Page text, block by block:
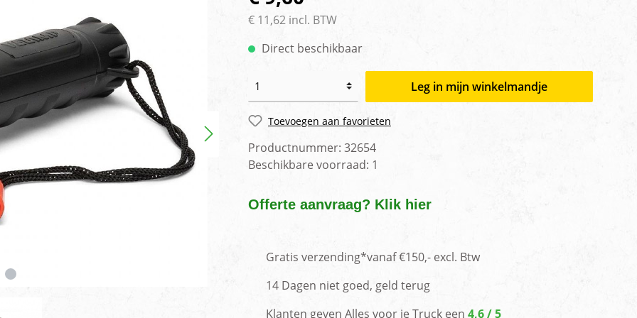
€ 11,62 incl. BTW
Direct beschikbaar
Leg in mijn winkelmandje
Toevoegen aan favorieten
Productnummer: 32654
Beschikbare voorraad: 1
Offerte aanvraag? Klik hier
Gratis verzending*vanaf €150,- excl. Btw
14 Dagen niet goed, geld terug
Klanten geven Alles voor je Truck een 4,6 / 5